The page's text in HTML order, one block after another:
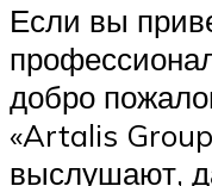
Если вы
добро
«Artalis
выслушают,